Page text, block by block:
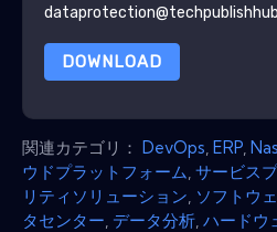
DOWNLOAD
関連カテゴリ： DevOps ERP Nas
ウドプラットフォーム サービス
リティソリューション ソフトウ
タセンター データ分析 ハードウ